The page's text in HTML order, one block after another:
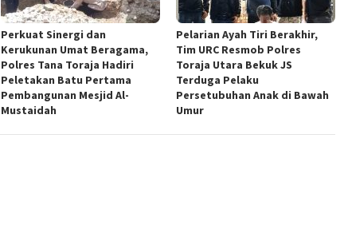
Perkuat Sinergi dan
Kerukunan Umat Beragama,
Polres Tana Toraja Hadiri
Peletakan Batu Pertama
Pembangunan Mesjid Al-
Mustaidah
Pelarian Ayah Tiri Berakhir,
Tim URC Resmob Polres
Toraja Utara Bekuk JS
Terduga Pelaku
Persetubuhan Anak di Bawah
Umur